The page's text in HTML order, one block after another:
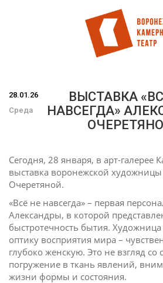
28.01.26
Среда
ВЫСТАВКА
НАВСЕГДА»
Сегодня, 28 января, в арт-галерее
выставка воронежской
Очеретяной.
«Всё не навсегда» – первая
Александры, в которой
быстротечность бытия. Художница
оптику восприятия мира –
глубоко женскую. Это не взгляд со
погружение в ткань явлений,
жизни формы и состояния.